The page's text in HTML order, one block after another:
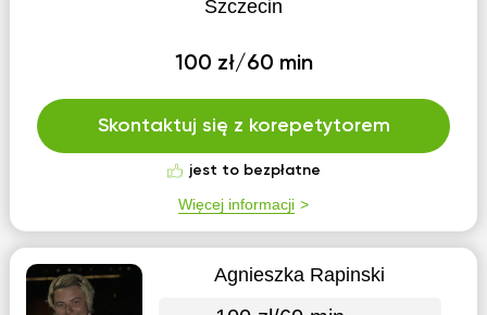
Szczecin
100 zł/60 min
Skontaktuj się z korepetytorem
jest to bezpłatne
Więcej informacji
Agnieszka Rapinski